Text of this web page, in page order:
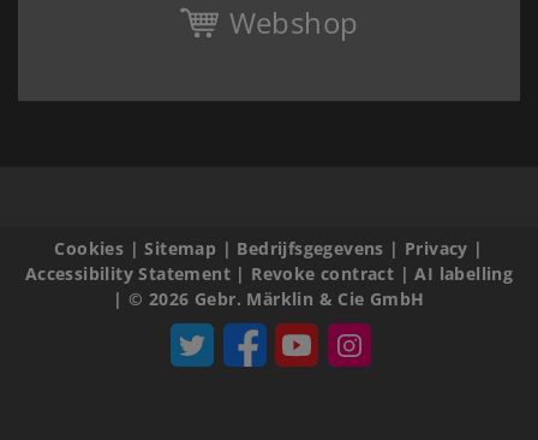
Webshop
Cookies |Sitemap | Bedrijfsgegevens | Privacy |
Accessibility Statement| Revoke contract |AI labelling
|© 2026 Gebr. Märklin & Cie GmbH